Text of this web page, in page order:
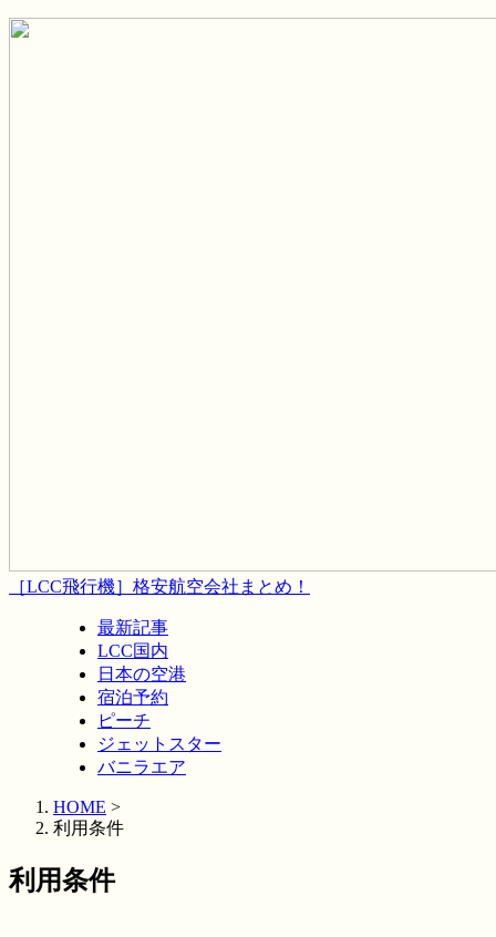
［LCC飛行機］格安航空会社まとめ！
最新記事
LCC国内
日本の空港
宿泊予約
ピーチ
ジェットスター
バニラエア
HOME >
利用条件
利用条件